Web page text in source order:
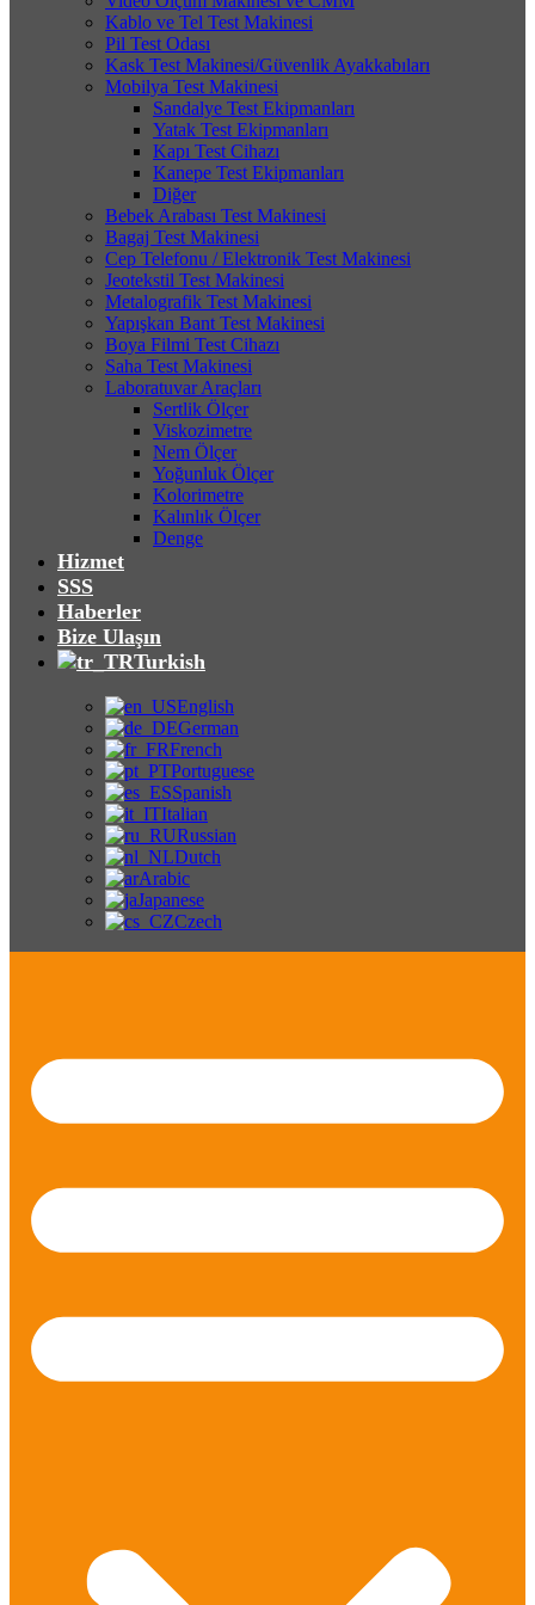
Kablo ve Tel Test Makinesi
Pil Test Odası
Kask Test Makinesi/Güvenlik Ayakkabıları
Mobilya Test Makinesi
Sandalye Test Ekipmanları
Yatak Test Ekipmanları
Kapı Test Cihazı
Kanepe Test Ekipmanları
Diğer
Bebek Arabası Test Makinesi
Bagaj Test Makinesi
Cep Telefonu / Elektronik Test Makinesi
Jeotekstil Test Makinesi
Metalografik Test Makinesi
Yapışkan Bant Test Makinesi
Boya Filmi Test Cihazı
Saha Test Makinesi
Laboratuvar Araçları
Sertlik Ölçer
Viskozimetre
Nem Ölçer
Yoğunluk Ölçer
Kolorimetre
Kalınlık Ölçer
Denge
Hizmet
SSS
Haberler
Bize Ulaşın
Turkish
English
German
French
Portuguese
Spanish
Italian
Russian
Dutch
Arabic
Japanese
Czech